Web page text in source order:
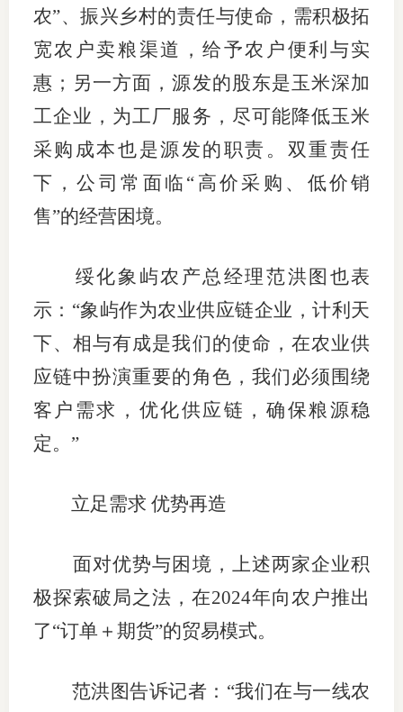
国际期
会员大
会员动
文化建
境内外
会议交
行业要
协会介
农”、振兴乡村的责任与使命，需积极拓
宽农户卖粮渠道，给予农户便利与实
惠；另一方面，源发的股东是玉米深加
工企业，为工厂服务，尽可能降低玉米
采购成本也是源发的职责。双重责任
下，公司常面临“高价采购、低价销
售”的经营困境。
绥化象屿农产总经理范洪图也表
示：“象屿作为农业供应链企业，计利天
下、相与有成是我们的使命，在农业供
应链中扮演重要的角色，我们必须围绕
客户需求，优化供应链，确保粮源稳
定。”
立足需求 优势再造
面对优势与困境，上述两家企业积
极探索破局之法，在2024年向农户推出
了“订单＋期货”的贸易模式。
范洪图告诉记者：“我们在与一线农